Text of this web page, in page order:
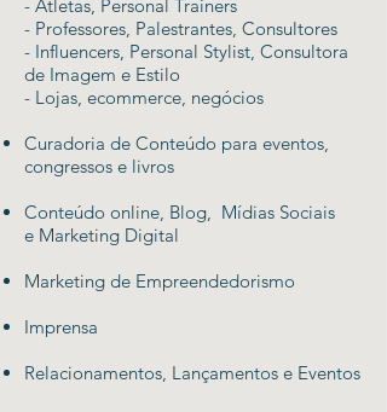
- Atletas, Personal Trainers
- Professores, Palestrantes, Consultores
- Influencers, Personal Stylist, Consultora
de Imagem e Estilo
- Lojas, ecommerce, negócios
Curadoria de Conteúdo para eventos,
congressos e livros
Conteúdo online, Blog, Mídias Sociais
e Marketing Digital
Marketing de Empreendedorismo
Imprensa
Relacionamentos, Lançamentos e Eventos